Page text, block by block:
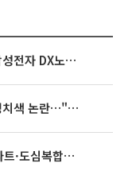
3445억 자사주 지급 마쳤는데...삼성전자 DX노조, 뒤늦은 '떼쓰기 집회'
김희철, '뒤집힌 태극기' 지적 후 정치색 논란…"좌우 떠나 우리나라 국기"
영끌 '주택공급' 대책 임박⋯비아파트·도심복합까지 총동원